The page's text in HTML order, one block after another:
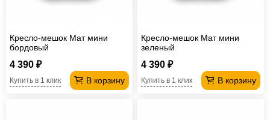
Кресло-мешок Мат мини
бордовый
4 390 ₽
В корзину
Купить в 1 клик
Кресло-мешок Мат мини
зеленый
4 390 ₽
В корзину
Купить в 1 клик